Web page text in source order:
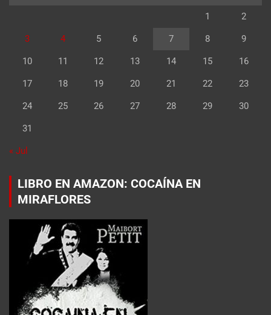
1 2
3 4 5 6 7 8 9
10 11 12 13 14 15 16
17 18 19 20 21 22 23
24 25 26 27 28 29 30
31
« Jul
LIBRO EN AMAZON: COCAÍNA EN
MIRAFLORES